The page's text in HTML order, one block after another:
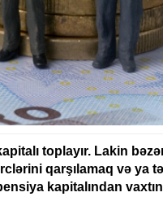
toplayır. Lakin
qarşılamaq və ya
kapitalından